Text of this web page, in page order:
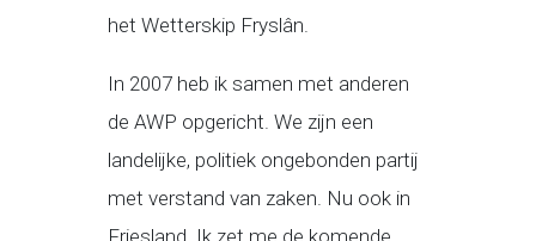
het Wetterskip Fryslân.
In 2007 heb ik samen met anderen
de AWP opgericht. We zijn een
landelijke, politiek ongebonden partij
met verstand van zaken. Nu ook in
Friesland. Ik zet me de komende